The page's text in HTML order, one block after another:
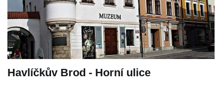
Havlíčkův Brod - Horní ulice